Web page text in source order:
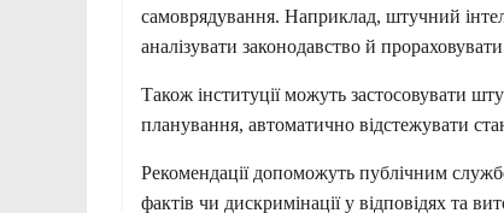
самоврядування. Наприклад, штучний
аналізувати законодавство й
Також інституції можуть застосовувати
планування, автоматично відстежувати
Рекомендації допоможуть публічним
фактів чи дискримінації у відповідях та